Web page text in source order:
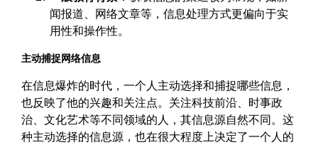
闻报道、网络文章等，信息处理方式更偏向于实
用性和操作性。
主动捕捉网络信息
在信息爆炸的时代，一个人主动选择和捕捉哪些信息，
也反映了他的兴趣和关注点。关注科技前沿、时事政
治、文化艺术等不同领域的人，其信息源自然不同。这
种主动选择的信息源，也在很大程度上决定了一个人的